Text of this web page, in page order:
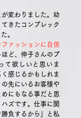
変わりました。 幼
きたコンプレック
。
ファッションに自信
ど、 伸子さんのプ
て欲しいと思いま
感じるかもしれま
先にいるお客様や
にもなる事だと思
ズです。 仕事に関
負するから」と私